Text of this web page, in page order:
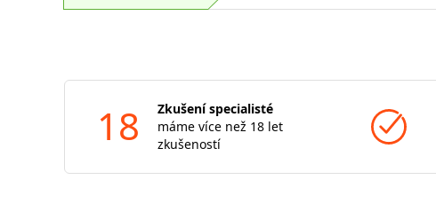
18
Zkušení specialisté
máme více než 18 let
zkušeností